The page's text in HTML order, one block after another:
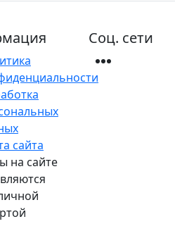
сайта
на сайте
Соц. сети